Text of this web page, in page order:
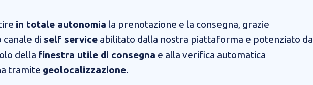
in totale autonomia la prenotazione e la consegna, grazie
canale di self service abilitato dalla nostra piattaforma e potenziato da
della finestra utile di consegna e alla verifica automatica
tramite geolocalizzazione.